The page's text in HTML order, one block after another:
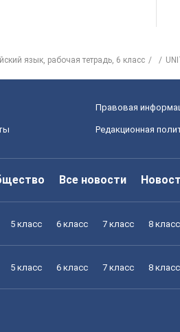
язык, рабочая тетрадь, 6 класс
Правовая
Редакционная
Все новости
5 класс 6 класс 7 класс 8 класс
5 класс 6 класс 7 класс 8 класс